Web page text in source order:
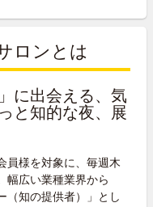
ロンとは
に出会える、気
と知的な夜、展
員様を対象に、毎週木
幅広い業種業界から
（知の提供者）」とし